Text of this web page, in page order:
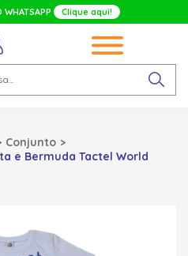
WHATSAPP Clique aqui!
Conjunto
e Bermuda Tactel World